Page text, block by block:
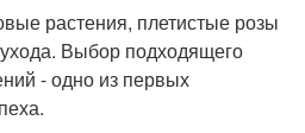
растения, плетистые розы
Выбор подходящего
- одно из первых